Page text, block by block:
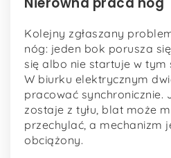
Kolejny zgłaszany
nóg: jeden bok porusza
się albo nie startuje w tym
W biurku elektrycznym
pracować synchronicznie.
zostaje z tyłu, blat może
przechylać, a mechanizm
obciążony.